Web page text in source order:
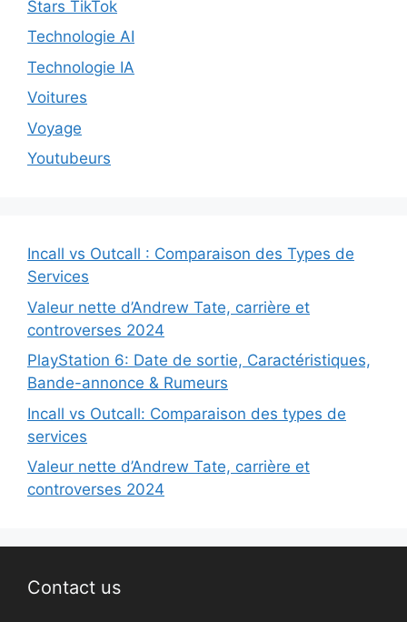
Stars TikTok
Technologie AI
Technologie IA
Voitures
Voyage
Youtubeurs
Incall vs Outcall : Comparaison des Types de
Services
Valeur nette d’Andrew Tate, carrière et
controverses 2024
PlayStation 6: Date de sortie, Caractéristiques,
Bande-annonce & Rumeurs
Incall vs Outcall: Comparaison des types de
services
Valeur nette d’Andrew Tate, carrière et
controverses 2024
Contact us